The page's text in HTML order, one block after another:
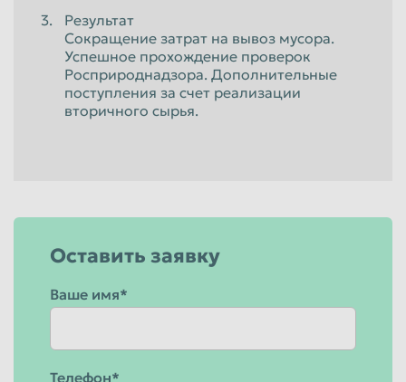
Результат
Сокращение затрат на вывоз мусора.
Успешное прохождение проверок
Росприроднадзора. Дополнительные
поступления за счет реализации
вторичного сырья.
Оставить заявку
Ваше имя*
Телефон*